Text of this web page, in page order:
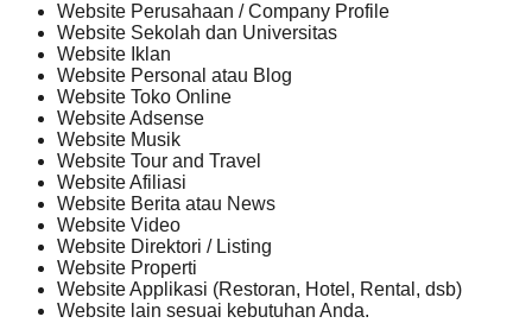
Website Perusahaan / Company Profile
Website Sekolah dan Universitas
Website Iklan
Website Personal atau Blog
Website Toko Online
Website Adsense
Website Musik
Website Tour and Travel
Website Afiliasi
Website Berita atau News
Website Video
Website Direktori / Listing
Website Properti
Website Applikasi (Restoran, Hotel, Rental, dsb)
Website lain sesuai kebutuhan Anda.